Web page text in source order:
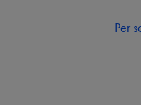
Per